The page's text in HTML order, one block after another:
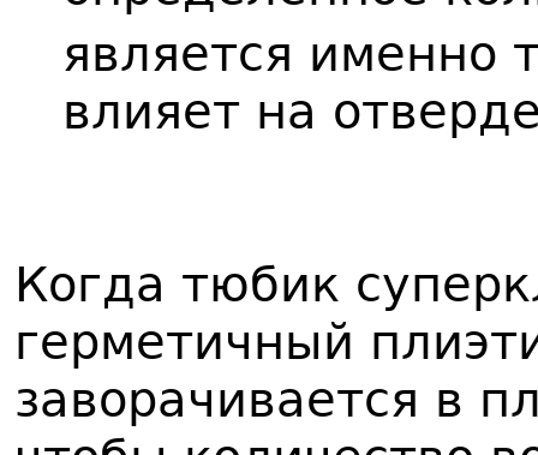
является именно
влияет на
Когда тюбик
герметичный
заворачивается в